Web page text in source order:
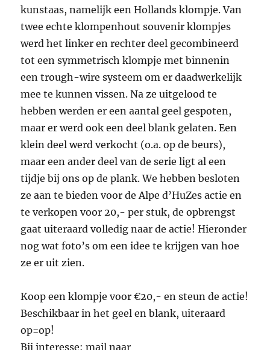
kunstaas, namelijk een Hollands klompje. Van
twee echte klompenhout souvenir klompjes
werd het linker en rechter deel gecombineerd
tot een symmetrisch klompje met binnenin
een trough-wire systeem om er daadwerkelijk
mee te kunnen vissen. Na ze uitgelood te
hebben werden er een aantal geel gespoten,
maar er werd ook een deel blank gelaten. Een
klein deel werd verkocht (o.a. op de beurs),
maar een ander deel van de serie ligt al een
tijdje bij ons op de plank. We hebben besloten
ze aan te bieden voor de Alpe d’HuZes actie en
te verkopen voor 20,- per stuk, de opbrengst
gaat uiteraard volledig naar de actie! Hieronder
nog wat foto’s om een idee te krijgen van hoe
ze er uit zien.
Koop een klompje voor €20,- en steun de actie!
Beschikbaar in het geel en blank, uiteraard
op=op!
Bij interesse: mail naar